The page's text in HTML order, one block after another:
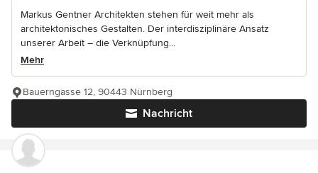
Markus Gentner Architekten stehen für weit mehr als
architektonisches Gestalten. Der interdisziplinäre Ansatz
unserer Arbeit – die Verknüpfung...
Mehr
Nachricht
Bauerngasse 12, 90443 Nürnberg